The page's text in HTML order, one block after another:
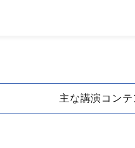
主な講演コンテ